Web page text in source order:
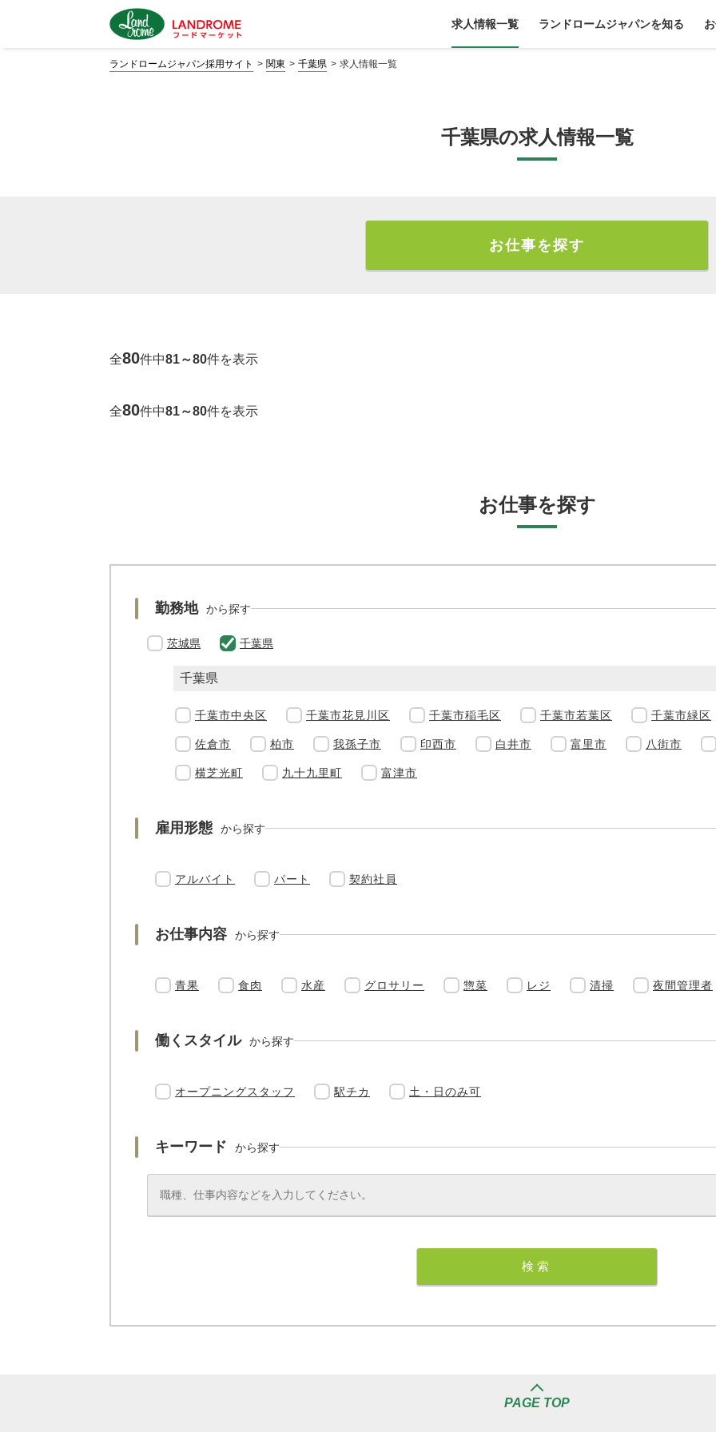
求人情報一覧 ランドロームジャパンを知る
ランドロームジャパン採用サイト 関東 千葉県 求人情報一覧
千葉県の求人情報一覧
お仕事を探す
全80件中81～80件を表示
全80件中81～80件を表示
お仕事を探す
勤務地 から探す
茨城県 千葉県
千葉県
千葉市中央区 千葉市花見川区 千葉市稲毛区 千葉市若葉区 千葉市緑区
佐倉市 柏市 我孫子市 印西市 白井市 富里市 八街市
横芝光町 九十九里町 富津市
雇用形態 から探す
アルバイト パート 契約社員
お仕事内容 から探す
青果 食肉 水産 グロサリー 惣菜 レジ 清掃 夜間管理者
働くスタイル から探す
オープニングスタッフ 駅チカ 土・日のみ可
キーワード から探す
PAGE TOP